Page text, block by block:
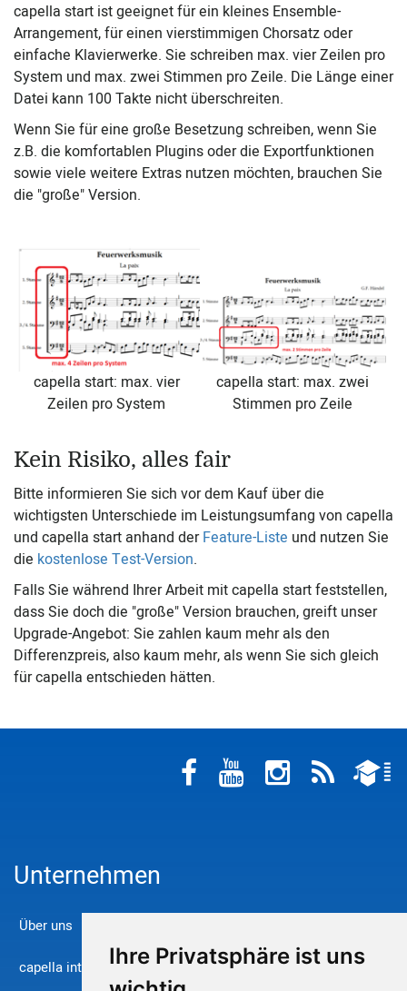
Ihre Privatsphäre ist uns
capella start ist geeignet für ein kleines Ensemble-
Arrangement, für einen vierstimmigen Chorsatz oder
einfache Klavierwerke. Sie schreiben max. vier Zeilen pro
System und max. zwei Stimmen pro Zeile. Die Länge einer
Datei kann 100 Takte nicht überschreiten.
Wenn Sie für eine große Besetzung schreiben, wenn Sie
z.B. die komfortablen Plugins oder die Exportfunktionen
sowie viele weitere Extras nutzen möchten, brauchen Sie
die "große" Version.
capella start: max. vier
Zeilen pro System
capella start: max. zwei
Stimmen pro Zeile
Kein Risiko, alles fair
Bitte informieren Sie sich vor dem Kauf über die
wichtigsten Unterschiede im Leistungsumfang von capella
und capella start anhand derFeature-Liste und nutzen Sie
die kostenlose Test-Version.
Falls Sie während Ihrer Arbeit mit capella start feststellen,
dass Sie doch die "große" Version brauchen, greift unser
Upgrade-Angebot: Sie zahlen kaum mehr als den
Differenzpreis, also kaum mehr, als wenn Sie sich gleich
für capella entschieden hätten.
Unternehmen
Über uns
capella international